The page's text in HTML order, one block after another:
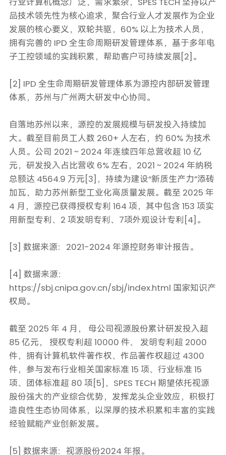
品技术领先性为核心追求，聚合行业人才发展作为企业
发展的核心要义，双轮共驱，60% 以上为技术人员，
拥有完善的 IPD 全生命周期研发管理体系，基于多年电
子工控领域的实践积累，帮助客户可持续发展[2]。
[2] IPD 全生命周期研发管理体系为源控内部研发管理
体系，苏州与广州两大研发中心协同。
自落地苏州以来，源控的发展规模与研发投入持续加
大。截至目前员工人数 260+ 人左右，约 60% 为技术
人员。公司 2021～2024 年连续四年总营收超 10 亿
元，研发投入占比营收 6% 左右，2021～2024 年纳税
总额达 4564.9 万元[3]，持续为建设“新质生产力”添砖
加瓦，助力苏州新型工业化高质量发展。截至 2025 年
4 月，源控已获得授权专利 164 项，其中包含 153 项实
用新型专利、2 项发明专利、7项外观设计专利[4]。
[3] 数据来源：2021-2024 年源控财务审计报告。
[4] 数据来源：
https://sbj.cnipa.gov.cn/sbj/index.html 国家知识产
权局。
截至 2025 年 4 月， 母公司视源股份累计研发投入超
85 亿元， 授权专利超 10000 件、 发明专利超 2000
件，拥有计算机软件著作权、作品著作权超过 4300
件，参与发布行业相关国家标准 15 项、行业标准 15
项、团体标准超 80 项[5]，SPES TECH 期望依托视源
股份强大的产业综合优势，发挥龙头企业效应，积极打
造良性生态协同体系，以深厚的技术积累和丰富的实践
经验赋能产业创新发展。
[5] 数据来源：视源股份2024 年报。